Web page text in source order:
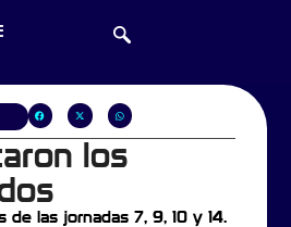
los
de las jornadas 7, 9, 10 y 14.